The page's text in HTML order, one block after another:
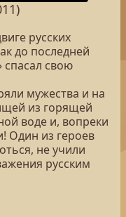
русских
до последней
свою
мужества и на
из горящей
воде и, вопреки
Один из героев
не учили
русским